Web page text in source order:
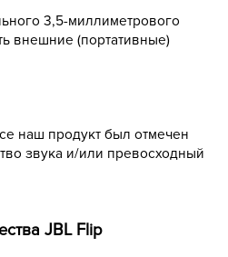
3,5-миллиметрового
внешние (портативные)
наш продукт был отмечен
звука и/или превосходный
JBL Flip